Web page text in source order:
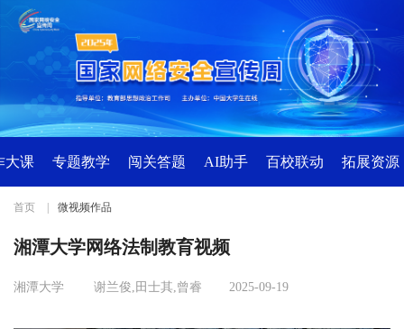
大课 专题教学 闯关答题 AI助手 百校联动 拓展资源
首页 | 微视频作品
湘潭大学网络法制教育视频
湘潭大学 谢兰俊,田士其,曾睿 2025-09-19